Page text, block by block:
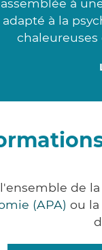
à
à la
chaleureuses
de
(APA) ou la